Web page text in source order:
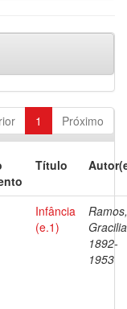
1 Próximo
Título
Infância
(e.1)
Ramos,
1892-
1953